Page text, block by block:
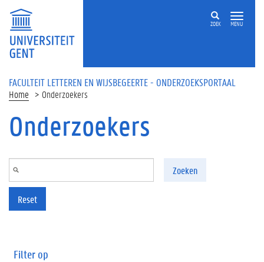
Overslaan en naar de inhoud gaan
ZOEK MENU
FACULTEIT LETTEREN EN WIJSBEGEERTE - ONDERZOEKSPORTAAL
Home Onderzoekers
Onderzoekers
Zoeken
Reset
Filter op